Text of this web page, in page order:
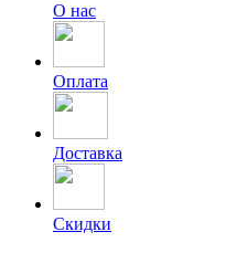
О нас
Оплата
Доставка
Скидки